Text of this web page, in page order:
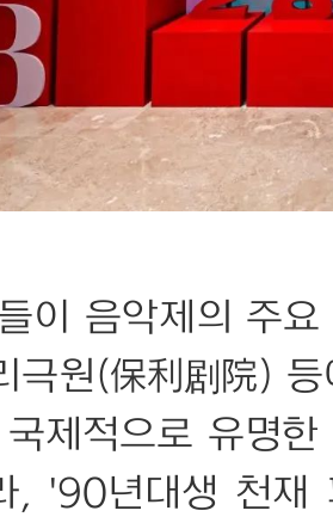
이 음악제의 주
극원(保利剧院)
제적으로 유명
, '90년대생 천